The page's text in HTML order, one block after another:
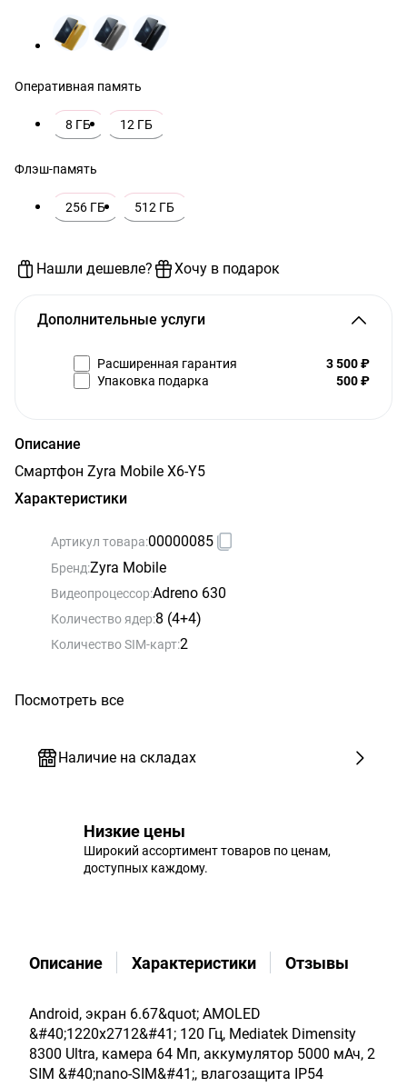
Оперативная память
8 ГБ 12 ГБ
Флэш-память
256 ГБ 512 ГБ
Нашли дешевле? Хочу в подарок
Дополнительные услуги
Расширенная гарантия
3 500 ₽
Упаковка подарка
500 ₽
Описание
Смартфон Zyra Mobile X6-Y5
Характеристики
Артикул товара:00000085
Бренд:Zyra Mobile
Видеопроцессор:Adreno 630
Количество ядер:8 (4+4)
Количество SIM-карт:2
Посмотреть все
Наличие на складах
Низкие цены
Широкий ассортимент товаров по ценам,
доступных каждому.
Описание Характеристики Отзывы
Android, экран 6.67&quot; AMOLED
&#40;1220x2712&#41; 120 Гц, Mediatek Dimensity
8300 Ultra, камера 64 Мп, аккумулятор 5000 мАч, 2
SIM &#40;nano-SIM&#41;, влагозащита IP54